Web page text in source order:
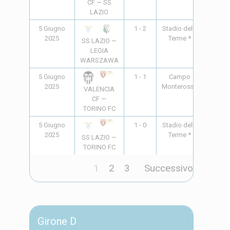
CF — SS
LAZIO
5 Giugno
2025
SS LAZIO —
LEGIA
WARSZAWA
1 - 2
Stadio delle
Terme *
5 Giugno
2025
VALENCIA
CF —
TORINO FC
1 - 1
Campo
Monterosso
5 Giugno
2025
SS LAZIO —
TORINO FC
1 - 0
Stadio delle
Terme *
1 2 3 Successivo
Girone D